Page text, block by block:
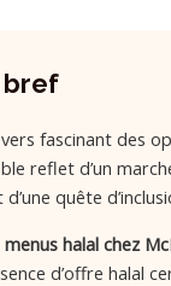
bref
fascinant des
reflet d’un
quête
halal chez
d’offre halal